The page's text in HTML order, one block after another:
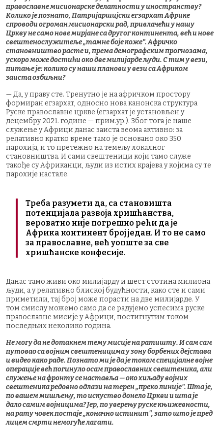
православне мисионарске делатности у иностранству?
Колико је познато, Патријаршијски егзархат Африке
спроводи огроман мисионарски рад, привлачећи у нашу
Цркву не само нове мирјане са другог континента, већ и нове
свештенослужитеље „тамне боје коже". Афричко
становништво расте и, према демографским прогнозама,
ускоро може достићи око две милијарде људи. С тим у вези,
питање је: колико су наши планови у вези са Африком
заиста озбиљни?
— Да, у праву сте. Тренутно је на афричком простору
формиран егзархат, односно нова канонска структура
Руске православне цркве (егзархат је установљен у
децембру 2021. године — прим.ур.). Због тога је наше
служење у Африци данас заиста веома активно: за
релативно кратко време тамо је основано око 350
парохија, и то претежно на темељу локалног
становништва. И сами свештеници који тамо служе
такође су Африканци, људи из истих крајева у којима су те
парохије настале.
Треба разумети да, са становишта
потенцијала развоја хришћанства,
вероватно није погрешно рећи да је
Африка континент број један. И то не само
за православне, већ уопште за све
хришћанске конфесије.
Данас тамо живи око милијарду и шест стотина милиона
људи, а у релативно блиској будућности, како сте и сами
приметили, тај број може порасти на две милијарде. У
том смислу можемо само да се радујемо успесима руске
православне мисије у Африци, постигнутим током
последњих неколико година.
Не могу да не дотакнем тему мисије на ратишту. И сам сам
путовао са војним свештеницима у зону борбених дејстава
и видео како раде. Познато ми је да је током специјалне војне
операције већ погинуло осам православних свештеника, али
служење на фронту се наставља — око хиљаду војних
свештеника редовно одлази на терен „преко линије". Шта је,
по вашем мишљењу, то искуство донело Цркви и шта је
дало самим војницима? Јер, по уверењу руске књижевности,
на рату човек постаје „коначно истинит", зато што је пред
лицем смрти немогуће лагати.